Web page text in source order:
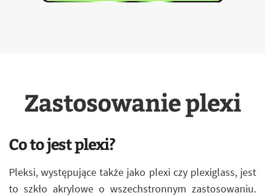
Zastosowanie plexi
Co to jest plexi?
Pleksi, występujące także jako plexi czy plexiglass, jest
to szkło akrylowe o wszechstronnym zastosowaniu.